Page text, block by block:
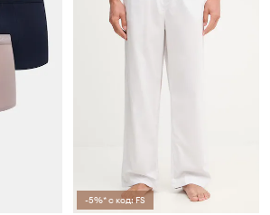
-5%* с код: FS